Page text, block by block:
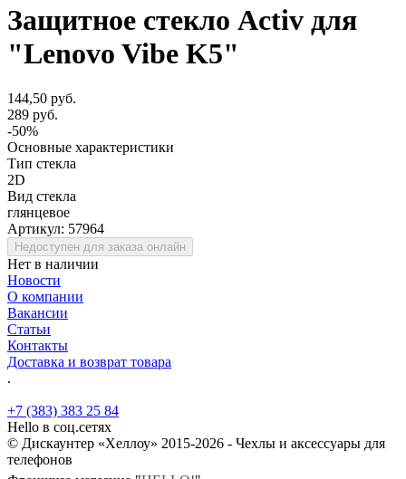
Защитное стекло Activ для
"Lenovo Vibe K5"
144,50 руб.
289 руб.
-50%
Основные характеристики
Тип стекла
2D
Вид стекла
глянцевое
Артикул: 57964
Недоступен для заказа онлайн
Нет в наличии
Новости
О компании
Вакансии
Статьи
Контакты
Доставка и возврат товара
.
+7 (383) 383 25 84
Hello в соц.сетях
© Дискаунтер «Хеллоу» 2015-2026 - Чехлы и аксессуары для
телефонов